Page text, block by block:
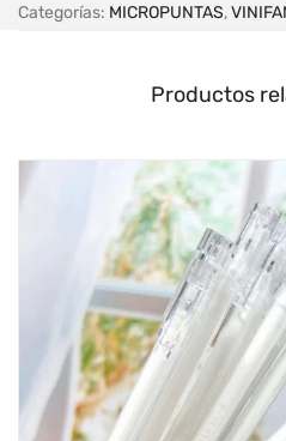
Categorías: MICROPUNTAS,
Productos